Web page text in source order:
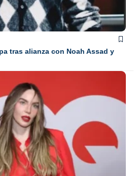
tras alianza con Noah Assad y